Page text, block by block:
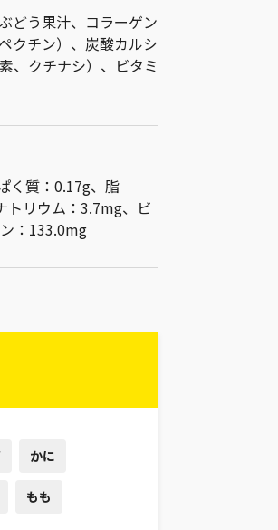
どう果汁、コラーゲン
クチン）、炭酸カルシ
、クチナシ）、ビタミ
く質：0.17g、脂
トリウム：3.7mg、ビ
：133.0mg
かに
もも